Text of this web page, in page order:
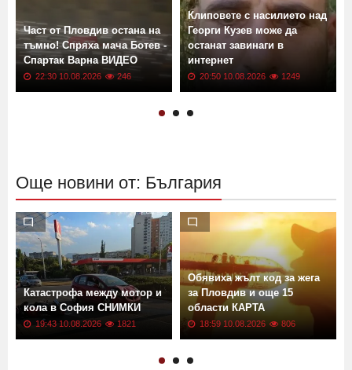
Част от Пловдив остана на
тъмно! Спряха мача Ботев -
Спартак Варна ВИДЕО
22:30 10.08.2026 246
Клиповете с насилието над
Георги Кузев може да
останат завинаги в
интернет
20:50 10.08.2026 1249
Още новини от: България
Катастрофа между мотор и
кола в София СНИМКИ
19:43 10.08.2026 1821
Обявиха жълт код за жега
за Пловдив и още 15
области КАРТА
18:59 10.08.2026 806